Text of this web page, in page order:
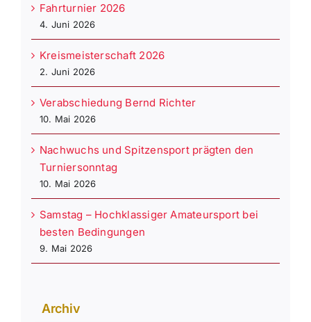
Fahrturnier 2026
4. Juni 2026
Kreismeisterschaft 2026
2. Juni 2026
Verabschiedung Bernd Richter
10. Mai 2026
Nachwuchs und Spitzensport prägten den
Turniersonntag
10. Mai 2026
Samstag – Hochklassiger Amateursport bei
besten Bedingungen
9. Mai 2026
Archiv